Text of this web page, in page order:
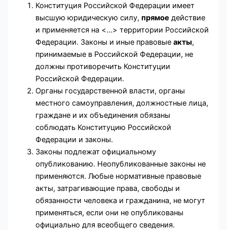
Конституция Российской Федерации имеет
высшую юридическую силу,прямое действие
и применяется на <…> территории Российской
Федерации. Законы и иные правовыеакты,
принимаемые в Российской Федерации, не
должны противоречить Конституции
Российской Федерации.
Органы государственной власти, органы
местного самоуправления, должностные лица,
граждане и их объединения обязаны
соблюдать Конституцию Российской
Федерации и законы.
Законы подлежат официальному
опубликованию. Неопубликованные законы не
применяются. Любые нормативные правовые
акты, затрагивающие права, свободы и
обязанности человека и гражданина, не могут
применяться, если они не опубликованы
официально для всеобщего сведения.